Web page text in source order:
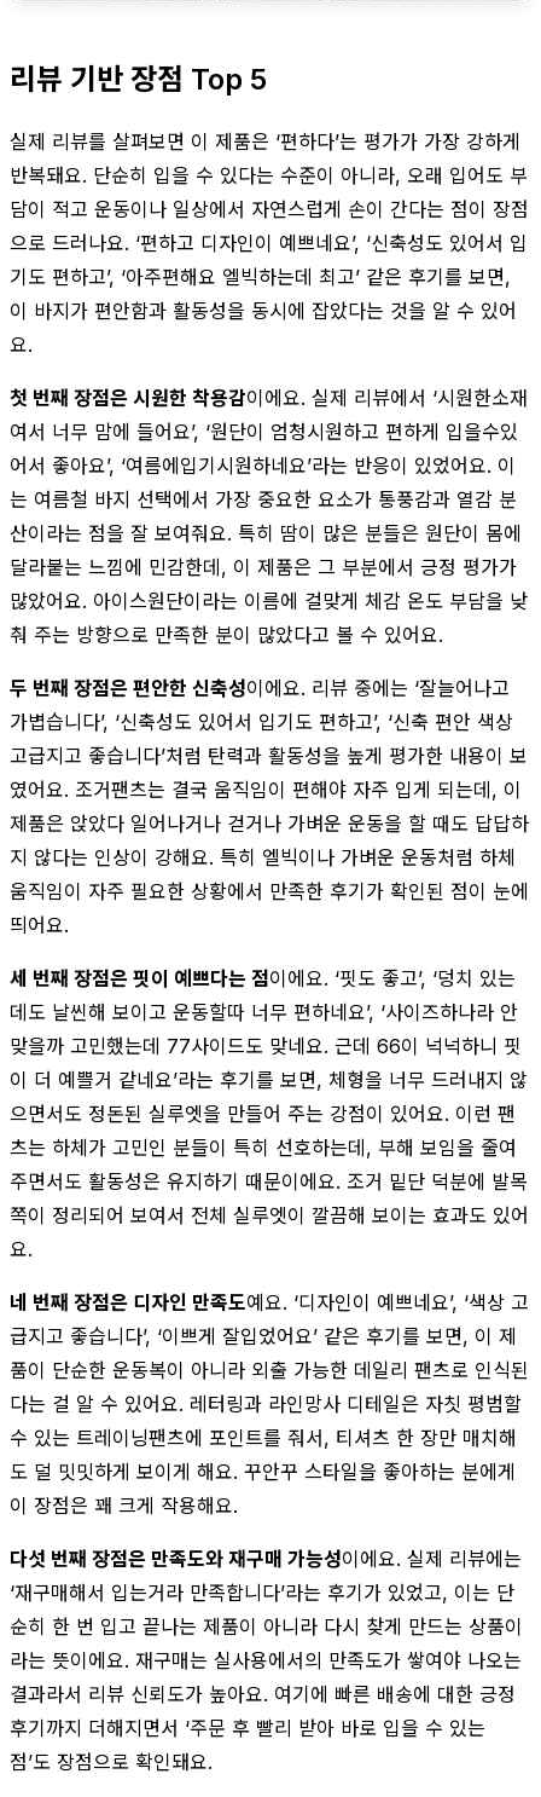
리뷰 기반 장점 Top 5
실제 리뷰를 살펴보면 이 제품은 ‘편하다’는 평가가 가장 강하게
반복돼요. 단순히 입을 수 있다는 수준이 아니라, 오래 입어도 부
담이 적고 운동이나 일상에서 자연스럽게 손이 간다는 점이 장점
으로 드러나요. ‘편하고 디자인이 예쁘네요’, ‘신축성도 있어서 입
기도 편하고’, ‘아주편해요 엘빅하는데 최고’ 같은 후기를 보면,
이 바지가 편안함과 활동성을 동시에 잡았다는 것을 알 수 있어
요.
첫 번째 장점은 시원한 착용감이에요. 실제 리뷰에서 ‘시원한소재
여서 너무 맘에 들어요’, ‘원단이 엄청시원하고 편하게 입을수있
어서 좋아요’, ‘여름에입기시원하네요’라는 반응이 있었어요. 이
는 여름철 바지 선택에서 가장 중요한 요소가 통풍감과 열감 분
산이라는 점을 잘 보여줘요. 특히 땀이 많은 분들은 원단이 몸에
달라붙는 느낌에 민감한데, 이 제품은 그 부분에서 긍정 평가가
많았어요. 아이스원단이라는 이름에 걸맞게 체감 온도 부담을 낮
춰 주는 방향으로 만족한 분이 많았다고 볼 수 있어요.
두 번째 장점은 편안한 신축성이에요. 리뷰 중에는 ‘잘늘어나고
가볍습니다’, ‘신축성도 있어서 입기도 편하고’, ‘신축 편안 색상
고급지고 좋습니다’처럼 탄력과 활동성을 높게 평가한 내용이 보
였어요. 조거팬츠는 결국 움직임이 편해야 자주 입게 되는데, 이
제품은 앉았다 일어나거나 걷거나 가벼운 운동을 할 때도 답답하
지 않다는 인상이 강해요. 특히 엘빅이나 가벼운 운동처럼 하체
움직임이 자주 필요한 상황에서 만족한 후기가 확인된 점이 눈에
띄어요.
세 번째 장점은 핏이 예쁘다는 점이에요. ‘핏도 좋고’, ‘덩치 있는
데도 날씬해 보이고 운동할따 너무 편하네요’, ‘사이즈하나라 안
맞을까 고민했는데 77사이드도 맞네요. 근데 66이 넉넉하니 핏
이 더 예쁠거 같네요’라는 후기를 보면, 체형을 너무 드러내지 않
으면서도 정돈된 실루엣을 만들어 주는 강점이 있어요. 이런 팬
츠는 하체가 고민인 분들이 특히 선호하는데, 부해 보임을 줄여
주면서도 활동성은 유지하기 때문이에요. 조거 밑단 덕분에 발목
쪽이 정리되어 보여서 전체 실루엣이 깔끔해 보이는 효과도 있어
요.
네 번째 장점은 디자인 만족도예요. ‘디자인이 예쁘네요’, ‘색상 고
급지고 좋습니다’, ‘이쁘게 잘입었어요’ 같은 후기를 보면, 이 제
품이 단순한 운동복이 아니라 외출 가능한 데일리 팬츠로 인식된
다는 걸 알 수 있어요. 레터링과 라인망사 디테일은 자칫 평범할
수 있는 트레이닝팬츠에 포인트를 줘서, 티셔츠 한 장만 매치해
도 덜 밋밋하게 보이게 해요. 꾸안꾸 스타일을 좋아하는 분에게
이 장점은 꽤 크게 작용해요.
다섯 번째 장점은 만족도와 재구매 가능성이에요. 실제 리뷰에는
‘재구매해서 입는거라 만족합니다’라는 후기가 있었고, 이는 단
순히 한 번 입고 끝나는 제품이 아니라 다시 찾게 만드는 상품이
라는 뜻이에요. 재구매는 실사용에서의 만족도가 쌓여야 나오는
결과라서 리뷰 신뢰도가 높아요. 여기에 빠른 배송에 대한 긍정
후기까지 더해지면서 ‘주문 후 빨리 받아 바로 입을 수 있는
점’도 장점으로 확인돼요.